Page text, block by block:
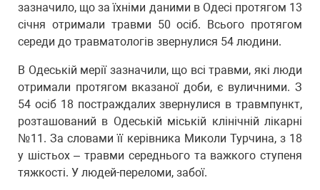
зазначило, що за їхніми даними в Одесі протягом 13
січня отримали травми 50 осіб. Всього протягом
середи до травматологів звернулися 54 людини.
В Одеській мерії зазначили, що всі травми, які люди
отримали протягом вказаної доби, є вуличними. З
54 осіб 18 постраждалих звернулися в травмпункт,
розташований в Одеській міській клінічній лікарні
№11. За словами її керівника Миколи Турчина, з 18
у шістьох – травми середнього та важкого ступеня
тяжкості. У людей-переломи, забої.